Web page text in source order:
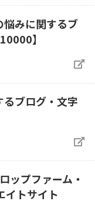
悩みに関するブ
】
るブログ・文字
ップファーム・
トサイト